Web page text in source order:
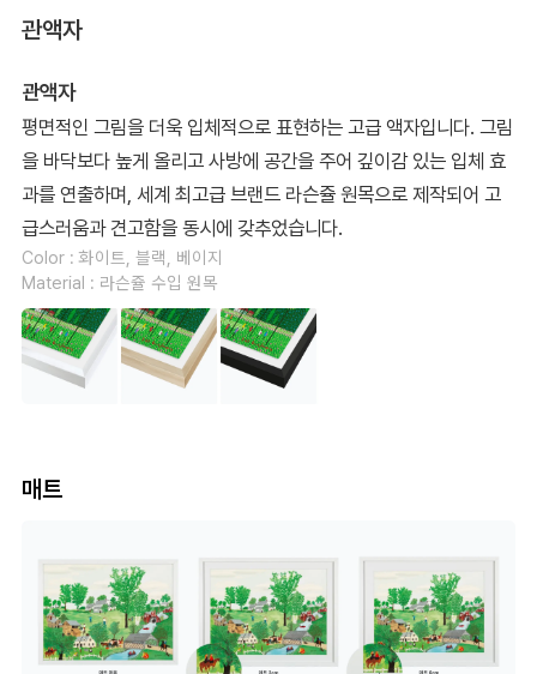
관액자
관액자
평면적인 그림을 더욱 입체적으로 표현하는 고급 액자입니다. 그림
을 바닥보다 높게 올리고 사방에 공간을 주어 깊이감 있는 입체 효
과를 연출하며, 세계 최고급 브랜드 라슨쥴 원목으로 제작되어 고
급스러움과 견고함을 동시에 갖추었습니다.
Color : 화이트, 블랙, 베이지
Material : 라슨쥴 수입 원목
매트